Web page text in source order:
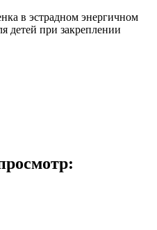
в эстрадном энергичном
детей при закреплении